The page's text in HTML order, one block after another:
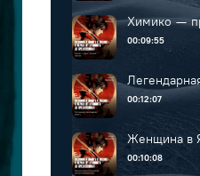
Фудзивара влиял
императоров, а
самураев и
Химико —
00:09:55
00:12:07
Женщина в
00:10:08